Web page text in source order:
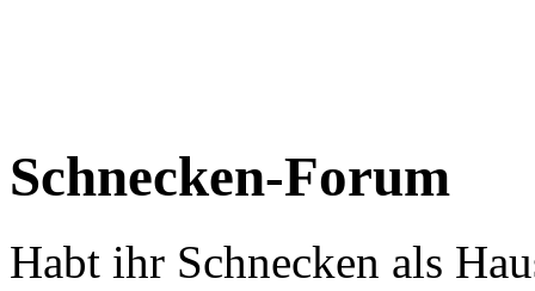
Schnecken-Forum
Habt ihr Schnecken als